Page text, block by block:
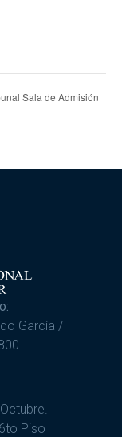
Sala de Admisión
García /
Piso